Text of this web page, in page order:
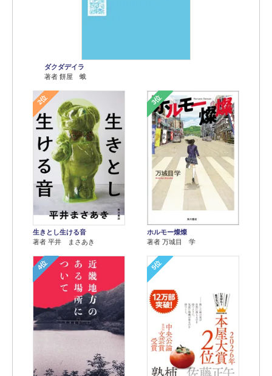
ダクダデイラ
著者 餅屋 蛾
2位
生きとし生ける音
著者 平井 まさあき
3位
ホルモー燦燦
著者 万城目 学
4位 5位